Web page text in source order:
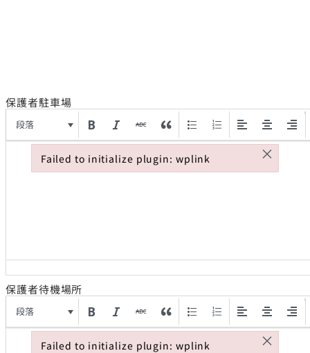
保護者駐車場
段落
保護者待機場所
段落
Failed to initialize plugin: wplink ×
Failed to initialize plugin: wplink
Failed to initialize plugin: wplink ×